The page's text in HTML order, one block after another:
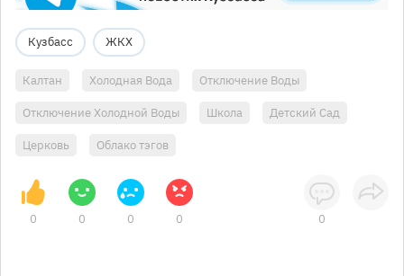
Кузбасс ЖКХ
Калтан Холодная Вода Отключение Воды
Отключение Холодной Воды Школа Детский Сад
Церковь Облако тэгов
0 0 0 0 0